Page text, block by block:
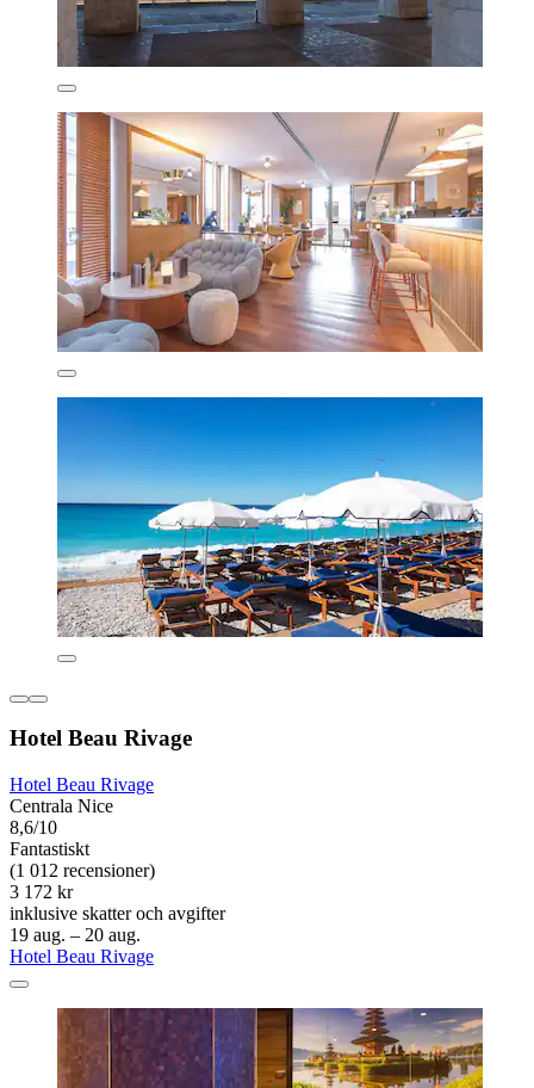
Hotel Beau Rivage
Hotel Beau Rivage
Centrala Nice
8,6/10
Fantastiskt
(1 012 recensioner)
3 172 kr
inklusive skatter och avgifter
19 aug. – 20 aug.
Hotel Beau Rivage